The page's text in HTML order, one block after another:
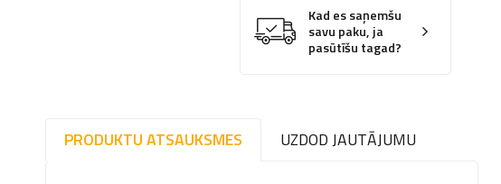
Kad es saņemšu
savu paku, ja
pasūtīšu tagad?
PRODUKTU ATSAUKSMES UZDOD JAUTĀJUMU